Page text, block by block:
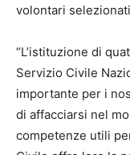
volontari
“L’istituzione di
Servizio Civile
importante per i
di affacciarsi nel
competenze utili